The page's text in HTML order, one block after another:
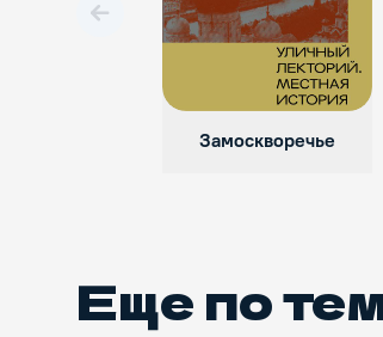
Вперед
Замоскворечье
Еще по